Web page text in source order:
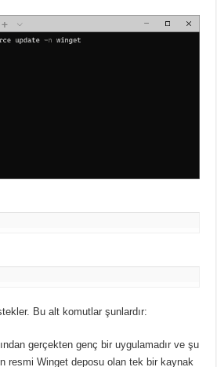
Bu alt komutlar şunlardır:
gerçekten genç bir uygulamadır ve şu
resmi Winget deposu olan tek bir kaynak